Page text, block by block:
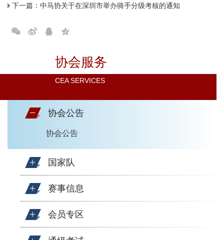
协会服务
CEA SERVICES
协会公告
协会公告
国家队
赛事信息
会员专区
下一篇： 中马协关于在深圳市举办骑手分级考核的通知